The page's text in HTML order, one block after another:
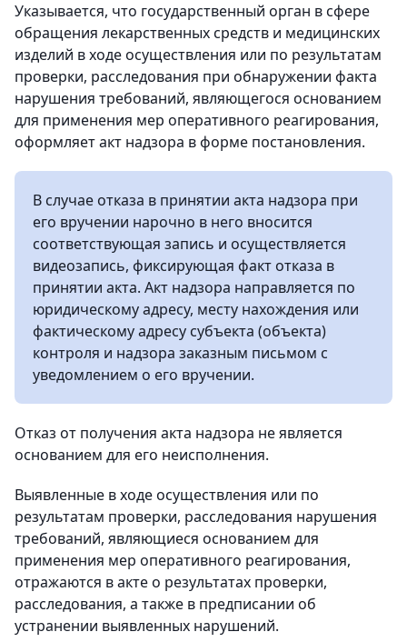
Указывается, что государственный орган в сфере
обращения лекарственных средств и медицинских
изделий в ходе осуществления или по результатам
проверки, расследования при обнаружении факта
нарушения требований, являющегося основанием
для применения мер оперативного реагирования,
оформляет акт надзора в форме постановления.
В случае отказа в принятии акта надзора при
его вручении нарочно в него вносится
соответствующая запись и осуществляется
видеозапись, фиксирующая факт отказа в
принятии акта. Акт надзора направляется по
юридическому адресу, месту нахождения или
фактическому адресу субъекта (объекта)
контроля и надзора заказным письмом с
уведомлением о его вручении.
Отказ от получения акта надзора не является
основанием для его неисполнения.
Выявленные в ходе осуществления или по
результатам проверки, расследования нарушения
требований, являющиеся основанием для
применения мер оперативного реагирования,
отражаются в акте о результатах проверки,
расследования, а также в предписании об
устранении выявленных нарушений.